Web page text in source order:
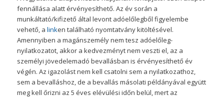
fennállása alatt érvényesíthető. Az év során a
munkáltató/kifizető által levont adóelőlegből figyelembe
vehető, a linken található nyomtatvány kitöltésével.
Amennyiben a magánszemély nem tesz adóelőleg-
nyilatkozatot, akkor a kedvezményt nem veszti el, az a
személyi jövedelemadó bevallásban is érvényesíthető év
végén. Az igazolást nem kell csatolni sem a nyilatkozathoz,
sem a bevalláshoz, de a bevallás másolati példányával együtt
meg kell őrizni az 5 éves elévülési időn belül, mert az